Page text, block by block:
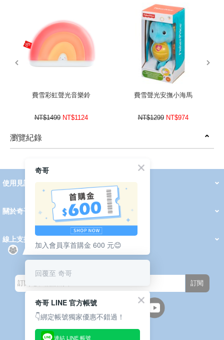
費雪彩虹聲光音樂鈴
NT$1499 NT$1124
費雪聲光安撫小海馬
NT$1299 NT$974
瀏覽紀錄
prev
next
使用見證 線上DM
2026 PADDINGTON 春夏服飾
2026 Peter Rabbit 春夏服飾
2026 CHIC BASICS春夏服飾
2026 Chic“a”Bon 派對禮服系列
2026 Chic“a”Bon 春夏服飾
媽咪購物指南
關於奇哥
奇哥的故事
育兒資訊站
會員中心
會員權益說明
我的帳戶
訂單查詢
紅利點數
修改會員資料
活動報名
線上支援
購買說明
常見問題
隱私權聲明
保固卡登錄
保固查詢
訂閱
奇哥
加入會員享首購金 600 元😊
回覆至 奇哥
奇哥 LINE 官方帳號
👇綁定帳號獨家優惠不錯過！
連結 LINE 帳號